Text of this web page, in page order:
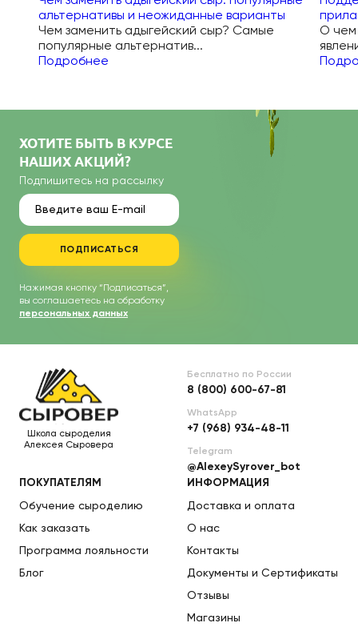
альтернативы и неожиданные варианты
Чем заменить адыгейский сыр? Самые
популярные альтернатив...
Подробнее
О чем
ХОТИТЕ БЫТЬ В КУРСЕ
НАШИХ АКЦИЙ?
Подпишитесь на рассылку
ПОДПИСАТЬСЯ
Нажимая кнопку “Подписаться”,
вы соглашаетесь на обработку
персональных данных
Школа сыроделия
Алексея Сыровера
Бесплатно по России
8 (800) 600-67-81
WhatsApp
+7 (968) 934-48-11
Telegram
@AlexeySyrover_bot
ПОКУПАТЕЛЯМ
Обучение сыроделию
Как заказать
Программа лояльности
Блог
ИНФОРМАЦИЯ
Доставка и оплата
О нас
Контакты
Документы и Сертификаты
Отзывы
Магазины